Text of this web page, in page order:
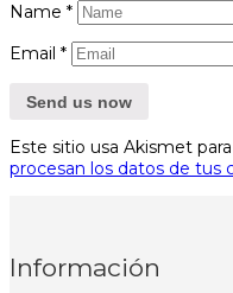
Name *
Email *
Este sitio usa Akismet
procesan los datos de tus
Información